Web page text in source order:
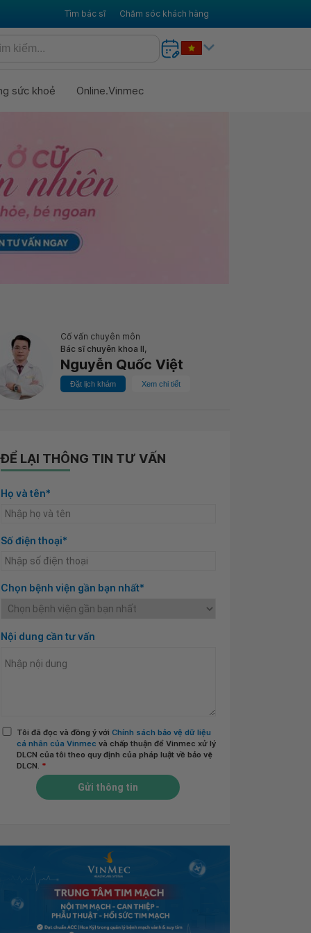
Tìm bác sĩ Chăm sóc khách hàng
sức khoẻ Online.Vinmec
Cố vấn chuyên môn
Bác sĩ chuyên khoa II,
Nguyễn Quốc Việt
Đặt lịch khám Xem chi tiết
ĐỂ LẠI THÔNG TIN TƯ VẤN
Họ và tên*
Số điện thoại*
Chọn bệnh viện gần bạn nhất*
Nội dung cần tư vấn
Tôi đã đọc và đồng ý với Chính sách bảo vệ dữ liệu
cá nhân của Vinmec và chấp thuận để Vinmec xử lý
DLCN của tôi theo quy định của pháp luật về bảo vệ
DLCN. *
Gửi thông tin